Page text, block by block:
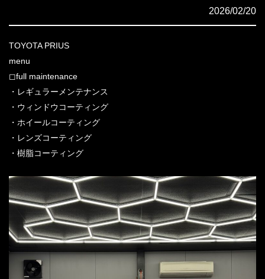
2026/02/20
TOYOTA PRIUS
menu
◻︎full maintenance
・レギュラーメンテナンス
・ウィンドウコーティング
・ホイールコーティング
・レンズコーティング
・樹脂コーティング